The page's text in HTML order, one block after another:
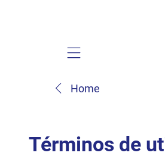
Mobile navigation
Home
Términos de